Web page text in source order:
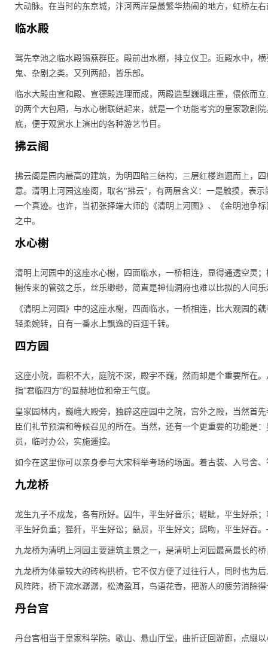
大动脉。在当时的东京城，汴河两岸是最繁华热闹的地方，虹桥左
临水殿
驾先幸池之临水殿锡燕群臣。殿前出水棚，排立仪卫。近殿水中，
鬼、杂剧之类。又列两船，皆乐部。
临水大殿由宣和殿、宣德殿连理而成，两殿造型巍峨庄重，偎依而
的两个大包厢，与水心榭联结起来，就是一个功能考究的皇家歌剧
底，便于观赏水上演出的各种游艺节目。
拂云阁
拂云阁是园内最高的建筑，为明四暗三结构，三层红楼迤逦而上，
意。清明上河园这座阁，取名"拂云"，有两层含义：一是触摸，表
一个真迹。也许，当初张择端大师的《清明上河图》、《金明池争
之中。
水心榭
清明上河园中的这座水心榭，四面临水，一桥相连，显得通透空灵
榭传来的管弦之乐，丝乐缈缈，简直是神仙洞府也难以比拟的人间
《清明上河园》中的这座水榭，四面临水，一桥相连，比大观园的
轻柔婉转，自有一番水上飘逸的百逥千转。
四方园
这座小院，面积不大，庭院不深，殿宇不巍，然而却是个重要所在
指“君临四方”的显赫地位和帝王气度。
皇家园林内，巍峨大殿旁，独辟这座园中之院，宫外之殿，当然首
臣们礼节预演和等候召见的所在。当然，还有一个更重要的功能是
员，临时办公，实施遥控。
如今在这里你可以亲身参与大宋科举考场的场面。着古装、入号舍
九龙桥
龙生九子不成龙，各有所好。囚牛，平生好音乐；睚眦，平生好杀
平生好负重；狴犴，平生好讼；赑屃，平生好文；鸱吻，平生好吞
九龙桥为清明上河园主要建筑主景之一，是清明上河园最高最长的
九龙桥为体量较大的砖构拱桥，它不仅方便了过往行人，同时也为
风阵阵，桥下流水潺潺，松涛盈耳，鸟语花香，把游人的疲劳消除
丹台宫
丹台宫相当于皇家科学院。歇山、悬山厅堂，曲折迂回游廊，点缀